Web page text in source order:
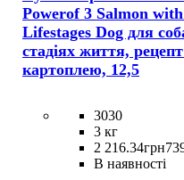
Powerof 3 Salmon
Lifestages Dog для
стадіях життя,
картоплею, 12,5
3030
3 кг
2 216.34грн
В наявності